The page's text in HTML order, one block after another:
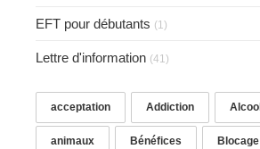
EFT pour débutants (1)
Lettre d'information (41)
acceptation Addiction Alcool
animaux Bénéfices Blocage